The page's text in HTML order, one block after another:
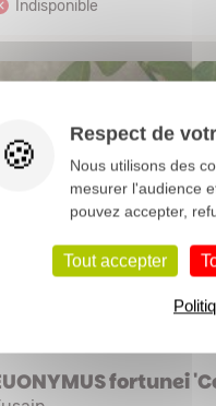
fortunei
Respect de
Nous utilisons des
mesurer l'audience
pouvez accepter,
Tout accepter